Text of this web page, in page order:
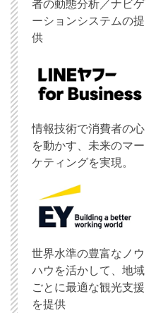
者の動態分析／ナビゲ
ーションシステムの提
供
情報技術で消費者の心
を動かす、未来のマー
ケティングを実現。
世界水準の豊富なノウ
ハウを活かして、地域
ごとに最適な観光支援
を提供